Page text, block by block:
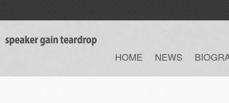
HOME NEWS